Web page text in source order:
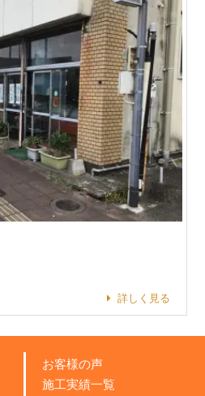
詳しく見る
お客様の声
施工実績一覧